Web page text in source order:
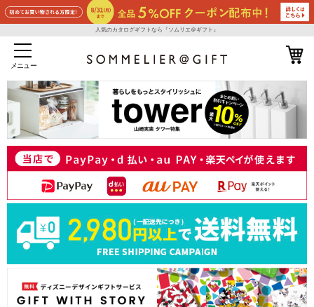
人気のカタログギフトなら『ソムリエ＠ギフト』
メニュー